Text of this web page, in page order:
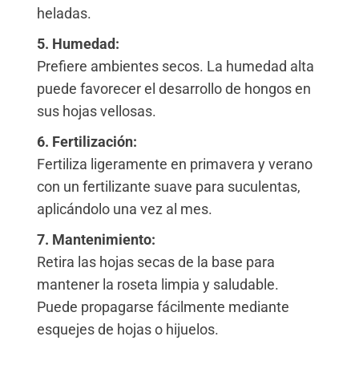
heladas.
5. Humedad:
Prefiere ambientes secos. La humedad alta
puede favorecer el desarrollo de hongos en
sus hojas vellosas.
6. Fertilización:
Fertiliza ligeramente en primavera y verano
con un fertilizante suave para suculentas,
aplicándolo una vez al mes.
7. Mantenimiento:
Retira las hojas secas de la base para
mantener la roseta limpia y saludable.
Puede propagarse fácilmente mediante
esquejes de hojas o hijuelos.